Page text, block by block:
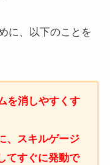
に、以下のことを
を消しやすくす
、スキルゲージ
てすぐに発動で